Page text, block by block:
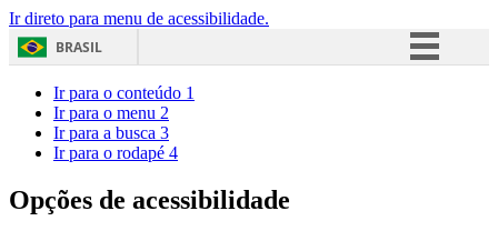
Ir direto para menu de acessibilidade.
BRASIL
Acesso à informação
Ir para o conteúdo 1
Ir para o menu 2
Ir para a busca 3
Ir para o rodapé 4
Opções de acessibilidade